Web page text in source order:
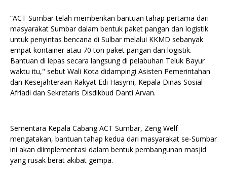
“ACT Sumbar telah memberikan bantuan tahap pertama dari
masyarakat Sumbar dalam bentuk paket pangan dan logistik
untuk penyintas bencana di Sulbar melalui KKMD sebanyak
empat kontainer atau 70 ton paket pangan dan logistik.
Bantuan di lepas secara langsung di pelabuhan Teluk Bayur
waktu itu," sebut Wali Kota didampingi Asisten Pemerintahan
dan Kesejahteraan Rakyat Edi Hasymi, Kepala Dinas Sosial
Afriadi dan Sekretaris Disdikbud Danti Arvan.
Sementara Kepala Cabang ACT Sumbar, Zeng Welf
mengatakan, bantuan tahap kedua dari masyarakat se-Sumbar
ini akan diimplementasi dalam bentuk pembangunan masjid
yang rusak berat akibat gempa.